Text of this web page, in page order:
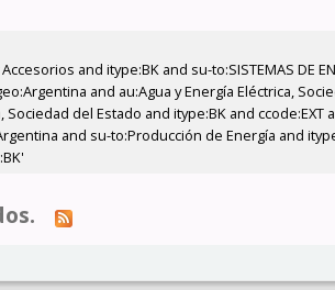
and itype:BK and su-to:SISTEMAS DE
and au:Agua y Energía Eléctrica,
del Estado and itype:BK and
and su-to:Producción de Energía and